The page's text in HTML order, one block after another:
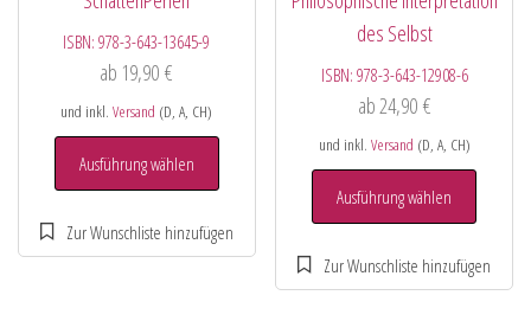
ISBN:978-3-643-13645-9
ab 19,90€
und inkl.Versand (D, A, CH)
Ausführung wählen
des Selbst
ISBN: 978-3-643-12908-6
ab24,90 €
und inkl. Versand (D, A, CH)
Ausführung wählen